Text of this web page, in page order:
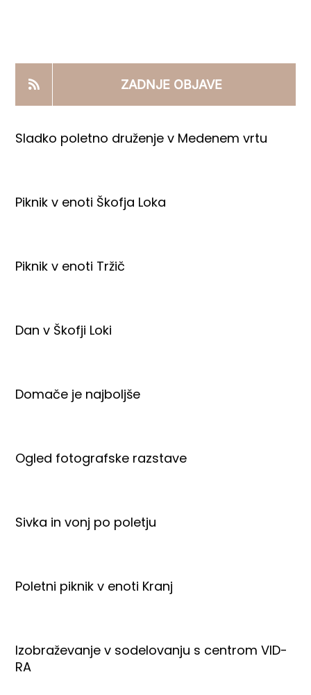
PRODAJNI IZDELKI
AKTUALNO
ZADNJE OBJAVE
Sladko poletno druženje v Medenem vrtu
Piknik v enoti Škofja Loka
Piknik v enoti Tržič
Dan v Škofji Loki
Domače je najboljše
Ogled fotografske razstave
Sivka in vonj po poletju
Poletni piknik v enoti Kranj
Izobraževanje v sodelovanju s centrom VID-
RA